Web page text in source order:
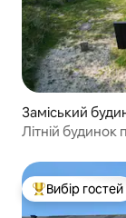
Заміський
Літній будинок
Топ вибір
Вибір гостей